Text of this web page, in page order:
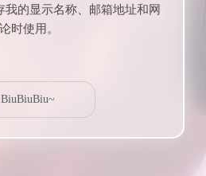
我的显示名称、邮箱地址和网
时使用。